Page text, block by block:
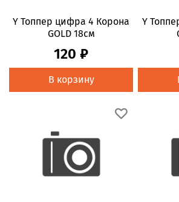
Y Топпер цифра 4 Корона
GOLD 18см
120 ₽
В корзину
Y